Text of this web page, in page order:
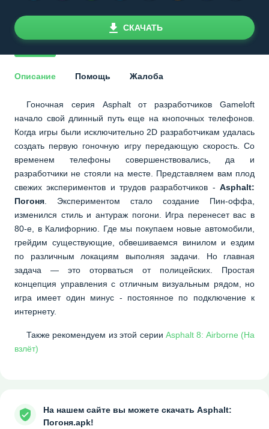
СКАЧАТЬ
Описание Помощь Жалоба
Гоночная серия Asphalt от разработчиков Gameloft
начало свой длинный путь еще на кнопочных телефонов.
Когда игры были исключительно 2D разработчикам удалась
создать первую гоночную игру передающую скорость. Со
временем телефоны совершенствовались, да и
разработчики не стояли на месте. Представляем вам плод
свежих экспериментов и трудов разработчиков - Asphalt:
Погоня . Экспериментом стало создание Пин-оффа,
изменился стиль и антураж погони. Игра перенесет вас в
80-е, в Калифорнию. Где мы покупаем новые автомобили,
грейдим существующие, обвешиваемся винилом и ездим
по различным локациям выполняя задачи. Но главная
задача — это оторваться от полицейских. Простая
концепция управления с отличным визуальным рядом, но
игра имеет один минус - постоянное по подключение к
интернету.
Также рекомендуем из этой серии Asphalt 8: Airborne (На
взлёт)
На нашем сайте вы можете скачать Asphalt:
Погоня.apk!